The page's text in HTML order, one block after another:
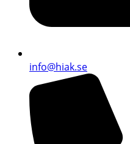
info@hiak.se